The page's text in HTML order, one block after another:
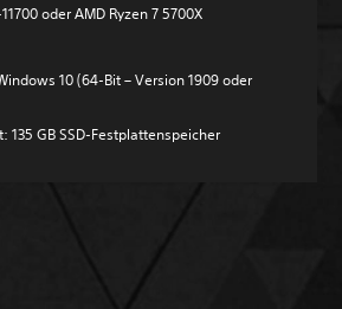
oder AMD Ryzen 7 5700X
10 (64-Bit – Version 1909 oder
135 GB SSD-Festplattenspeicher